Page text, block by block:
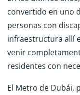
convertido en uno
personas con
infraestructura allí
venir
residentes con
El Metro de Dubái,